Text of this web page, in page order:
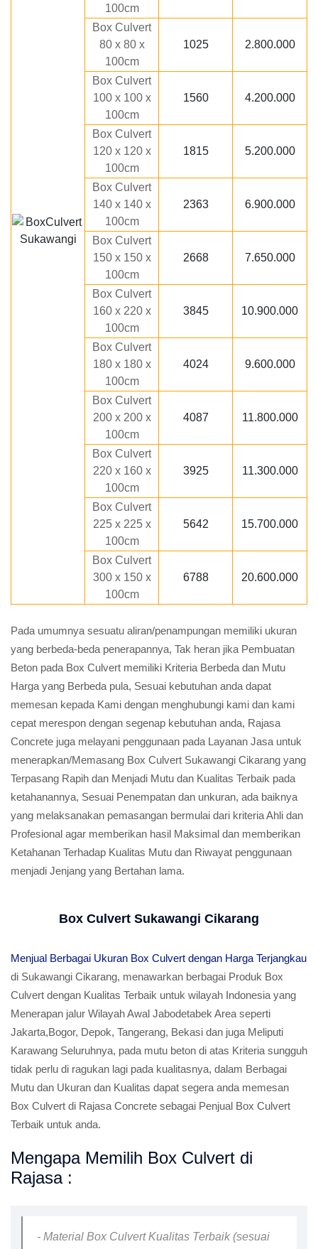
100cm
Box Culvert
80 x 80 x
100cm
1025 2.800.000
Box Culvert
100 x 100 x
100cm
1560 4.200.000
Box Culvert
120 x 120 x
100cm
1815 5.200.000
Box Culvert
140 x 140 x
100cm
2363 6.900.000
Box Culvert
150 x 150 x
100cm
2668 7.650.000
Box Culvert
160 x 220 x
100cm
3845 10.900.000
Box Culvert
180 x 180 x
100cm
4024 9.600.000
Box Culvert
200 x 200 x
100cm
4087 11.800.000
Box Culvert
220 x 160 x
100cm
3925 11.300.000
Box Culvert
225 x 225 x
100cm
5642 15.700.000
Box Culvert
300 x 150 x
100cm
6788 20.600.000
Pada umumnya sesuatu aliran/penampungan memiliki ukuran
yang berbeda-beda penerapannya, Tak heran jika Pembuatan
Beton pada Box Culvert memiliki Kriteria Berbeda dan Mutu
Harga yang Berbeda pula, Sesuai kebutuhan anda dapat
memesan kepada Kami dengan menghubungi kami dan kami
cepat merespon dengan segenap kebutuhan anda, Rajasa
Concrete juga melayani penggunaan pada Layanan Jasa untuk
menerapkan/Memasang Box Culvert Sukawangi Cikarang yang
Terpasang Rapih dan Menjadi Mutu dan Kualitas Terbaik pada
ketahanannya, Sesuai Penempatan dan unkuran, ada baiknya
yang melaksanakan pemasangan bermulai dari kriteria Ahli dan
Profesional agar memberikan hasil Maksimal dan memberikan
Ketahanan Terhadap Kualitas Mutu dan Riwayat penggunaan
menjadi Jenjang yang Bertahan lama.
Box Culvert Sukawangi Cikarang
Menjual Berbagai Ukuran Box Culvert dengan Harga Terjangkau
di Sukawangi Cikarang, menawarkan berbagai Produk Box
Culvert dengan Kualitas Terbaik untuk wilayah Indonesia yang
Menerapan jalur Wilayah Awal Jabodetabek Area seperti
Jakarta,Bogor, Depok, Tangerang, Bekasi dan juga Meliputi
Karawang Seluruhnya, pada mutu beton di atas Kriteria sungguh
tidak perlu di ragukan lagi pada kualitasnya, dalam Berbagai
Mutu dan Ukuran dan Kualitas dapat segera anda memesan
Box Culvert di Rajasa Concrete sebagai Penjual Box Culvert
Terbaik untuk anda.
Mengapa Memilih Box Culvert di
Rajasa :
- Material Box Culvert Kualitas Terbaik (sesuai